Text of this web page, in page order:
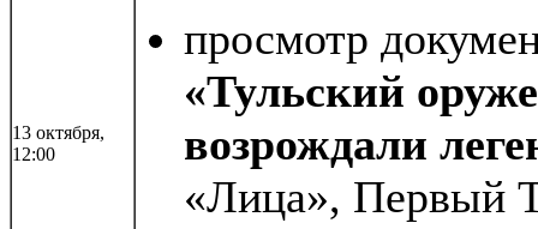
13 октября,
12:00
просмотр
«Тульский
возрождали
«Лица», Первый